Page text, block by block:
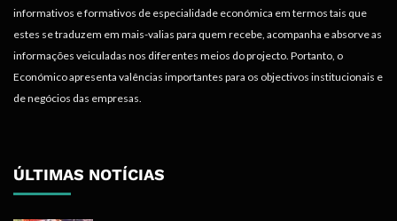
informativos e formativos de especialidade económica em termos tais que
estes se traduzem em mais-valias para quem recebe, acompanha e absorve as
informações veiculadas nos diferentes meios do projecto. Portanto, o
Económico apresenta valências importantes para os objectivos institucionais e
de negócios das empresas.
ÚLTIMAS NOTÍCIAS